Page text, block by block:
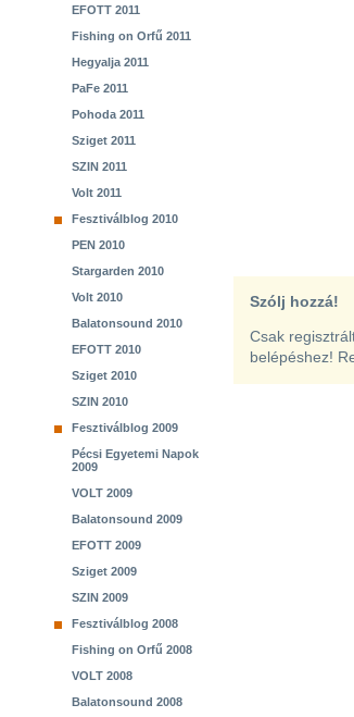
EFOTT 2011
Fishing on Orfű 2011
Hegyalja 2011
PaFe 2011
Pohoda 2011
Sziget 2011
SZIN 2011
Volt 2011
Fesztiválblog 2010
PEN 2010
Stargarden 2010
Volt 2010
Balatonsound 2010
EFOTT 2010
Sziget 2010
SZIN 2010
Fesztiválblog 2009
Pécsi Egyetemi Napok
2009
VOLT 2009
Balatonsound 2009
EFOTT 2009
Sziget 2009
SZIN 2009
Fesztiválblog 2008
Fishing on Orfű 2008
VOLT 2008
Balatonsound 2008
Szólj hozzá!
Csak
belépéshez!